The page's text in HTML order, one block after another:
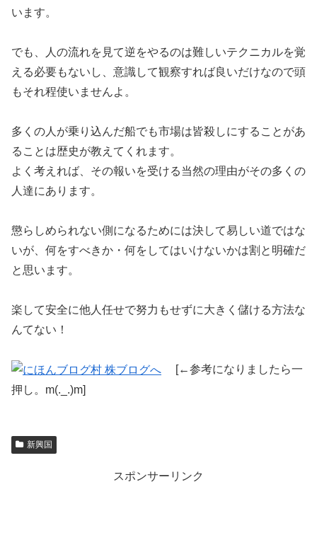
います。
でも、人の流れを見て逆をやるのは難しいテクニカルを覚
える必要もないし、意識して観察すれば良いだけなので頭
もそれ程使いませんよ。
多くの人が乗り込んだ船でも市場は皆殺しにすることがあ
ることは歴史が教えてくれます。
よく考えれば、その報いを受ける当然の理由がその多くの
人達にあります。
懲らしめられない側になるためには決して易しい道ではな
いが、何をすべきか・何をしてはいけないかは割と明確だ
と思います。
楽して安全に他人任せで努力もせずに大きく儲ける方法な
んてない！
[←参考になりましたら一
押し。m(._.)m]
新興国
スポンサーリンク